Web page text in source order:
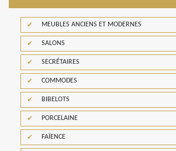
MEUBLES ANCIENS ET MODERNES
SALONS
SECRÉTAIRES
COMMODES
BIBELOTS
PORCELAINE
FAÏENCE